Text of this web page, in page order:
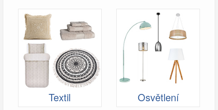
Textil Osvětlení